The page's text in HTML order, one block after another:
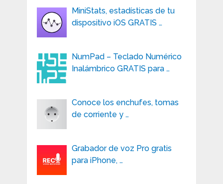
MiniStats, estadísticas de tu
dispositivo iOS GRATIS …
NumPad – Teclado Numérico
Inalámbrico GRATIS para …
Conoce los enchufes, tomas
de corriente y …
Grabador de voz Pro gratis
para iPhone, …